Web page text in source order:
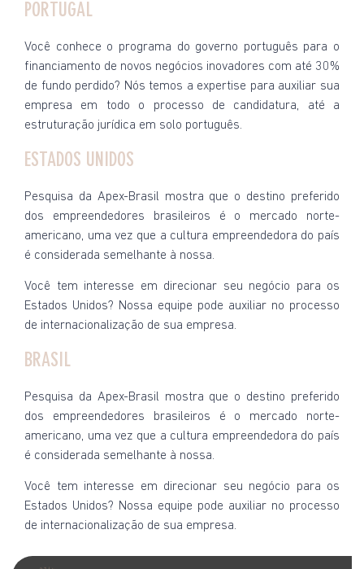
PORTUGAL
Você conhece o programa do governo português para o
financiamento de novos negócios inovadores com até 30%
de fundo perdido? Nós temos a expertise para auxiliar sua
empresa em todo o processo de candidatura, até a
estruturação jurídica em solo português.
ESTADOS UNIDOS
Pesquisa da Apex-Brasil mostra que o destino preferido
dos empreendedores brasileiros é o mercado norte-
americano, uma vez que a cultura empreendedora do país
é considerada semelhante à nossa.
Você tem interesse em direcionar seu negócio para os
Estados Unidos? Nossa equipe pode auxiliar no processo
de internacionalização de sua empresa.
BRASIL
Pesquisa da Apex-Brasil mostra que o destino preferido
dos empreendedores brasileiros é o mercado norte-
americano, uma vez que a cultura empreendedora do país
é considerada semelhante à nossa.
Você tem interesse em direcionar seu negócio para os
Estados Unidos? Nossa equipe pode auxiliar no processo
de internacionalização de sua empresa.